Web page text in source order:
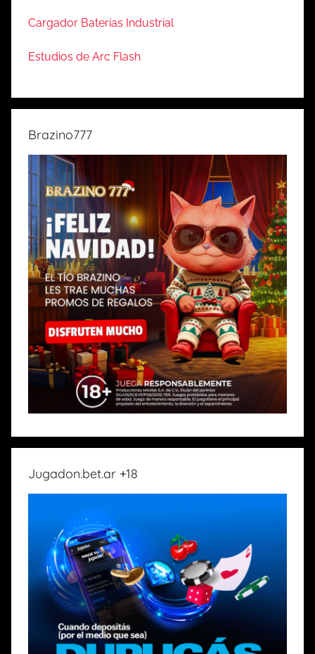
Cargador Baterías Industrial
Estudios de Arc Flash
Brazino777
Jugadon.bet.ar +18